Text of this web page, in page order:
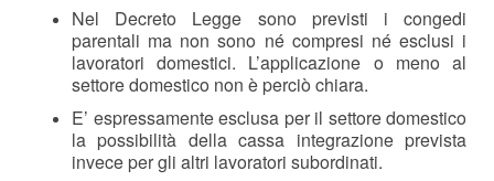
Nel Decreto Legge sono previsti i congedi
parentali ma non sono né compresi né esclusi i
lavoratori domestici. L’applicazione o meno al
settore domestico non è perciò chiara.
E’ espressamente esclusa per il settore domestico
la possibilità della cassa integrazione prevista
invece per gli altri lavoratori subordinati.